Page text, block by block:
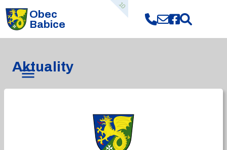
Obec
Babice
10
Aktuality